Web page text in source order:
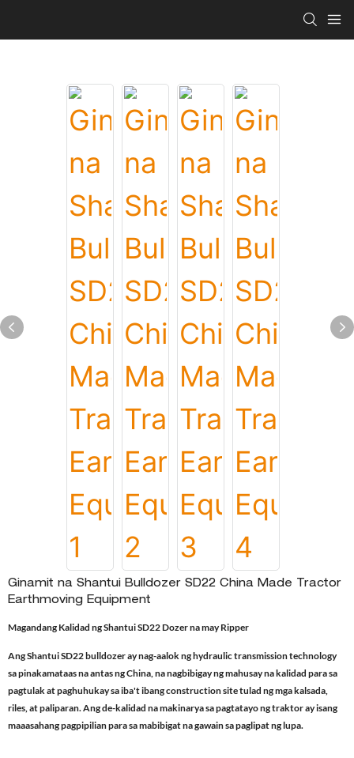
Ginamit na Shantui Bulldozer SD22 China Made Tractor
Earthmoving Equipment
Magandang Kalidad ng Shantui SD22 Dozer na may Ripper
Ang Shantui SD22 bulldozer ay nag-aalok ng hydraulic transmission technology
sa pinakamataas na antas ng China, na nagbibigay ng mahusay na kalidad para sa
pagtulak at paghuhukay sa iba't ibang construction site tulad ng mga kalsada,
riles, at paliparan. Ang de-kalidad na makinarya sa pagtatayo ng traktor ay isang
maaasahang pagpipilian para sa mabibigat na gawain sa paglipat ng lupa.